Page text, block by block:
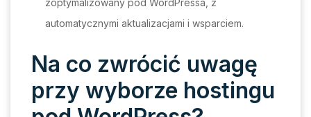
automatycznymi aktualizacjami i wsparciem.
Na co zwrócić uwagę
przy wyborze hostingu